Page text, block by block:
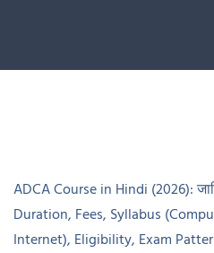
ADCA Course in Hindi (2026):
Duration, Fees, Syllabus
Internet), Eligibility, Exam